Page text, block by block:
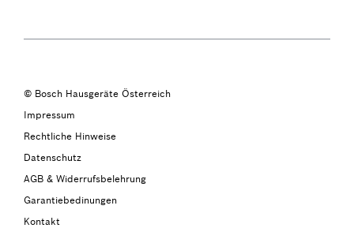
© Bosch Hausgeräte Österreich
Impressum
Rechtliche Hinweise
Datenschutz
AGB & Widerrufsbelehrung
Garantiebedinungen
Kontakt